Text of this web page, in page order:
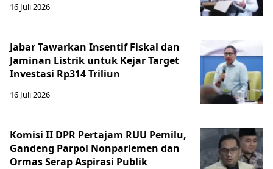
16 Juli 2026
Jabar Tawarkan Insentif Fiskal dan
Jaminan Listrik untuk Kejar Target
Investasi Rp314 Triliun
16 Juli 2026
Komisi II DPR Pertajam RUU Pemilu,
Gandeng Parpol Nonparlemen dan
Ormas Serap Aspirasi Publik